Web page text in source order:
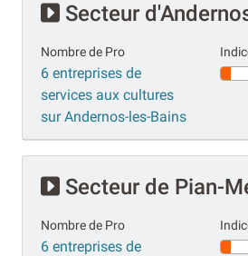
Secteur
Nombre de Pro
6 entreprises de
services aux cultures
sur Andernos-les-Bains
Secteur de Pian-
Nombre de Pro
6 entreprises de